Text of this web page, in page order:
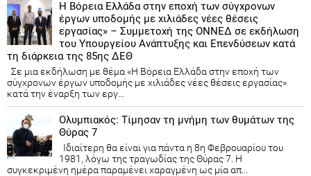
Η Βόρεια Ελλάδα στην εποχή των σύγχρονων
έργων υποδομής με χιλιάδες νέες θέσεις
εργασίας» – Συμμετοχή της ΟΝΝΕΔ σε εκδήλωση
του Υπουργείου Ανάπτυξης και Επενδύσεων κατά
τη διάρκεια της 85ης ΔΕΘ
Σε μια εκδήλωση με θέμα «Η Βόρεια Ελλάδα στην εποχή των
σύγχρονων έργων υποδομής με χιλιάδες νέες θέσεις εργασίας»
κατά την έναρξη των εργ...
Ολυμπιακός: Τίμησαν τη μνήμη των θυμάτων της
Θύρας 7
Ιδιαίτερη θα είναι για πάντα η 8η Φεβρουαρίου του
1981, λόγω της τραγωδίας της Θύρας 7. Η
συγκεκριμένη ημέρα παραμένει χαραγμένη ως μία απ...